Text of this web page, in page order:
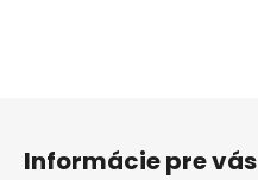
Informácie pre vás